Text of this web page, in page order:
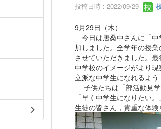
投稿日時 : 2022/09/29
9月29日（木）
今日は唐桑中さんに「中
加しました。全学年の授
させていただきました。
中学校のイメージがより現
立派な中学生になれるよう
子供たちは「部活動見学
「早く中学生になりたい
生徒の皆さん，貴重な体験